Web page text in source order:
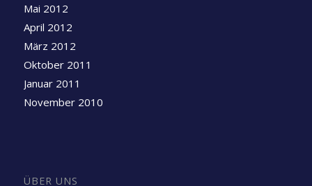
Mai 2012
April 2012
März 2012
Oktober 2011
Januar 2011
November 2010
ÜBER UNS